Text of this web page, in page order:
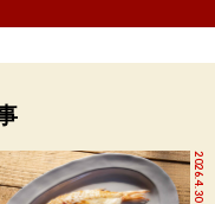
2026.4.30